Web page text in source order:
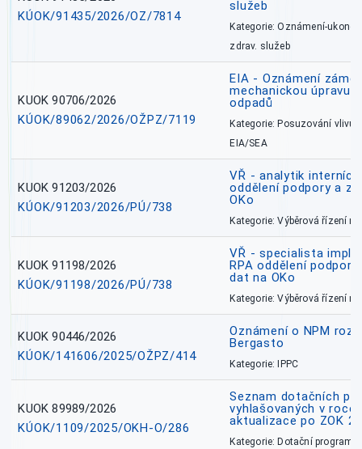
KÚOK/91435/2026/OZ/7814
služeb
Kategorie: Oznámení-
zdrav. služeb
KUOK 90706/2026
KÚOK/89062/2026/OŽPZ/7119
EIA - Oznámení
mechanickou úpravu
odpadů
Kategorie: Posuzování vlivů
EIA/SEA
KUOK 91203/2026
KÚOK/91203/2026/PÚ/738
VŘ - analytik
oddělení podpory a
OKo
Kategorie: Výběrová řízení
KUOK 91198/2026
KÚOK/91198/2026/PÚ/738
VŘ - specialista
RPA oddělení
dat na OKo
Kategorie: Výběrová řízení
KUOK 90446/2026
KÚOK/141606/2025/OŽPZ/414
Oznámení o NPM
Bergasto
Kategorie: IPPC
KUOK 89989/2026
KÚOK/1109/2025/OKH-O/286
Seznam dotačních
vyhlašovaných v roce
aktualizace po ZOK
Kategorie: Dotační